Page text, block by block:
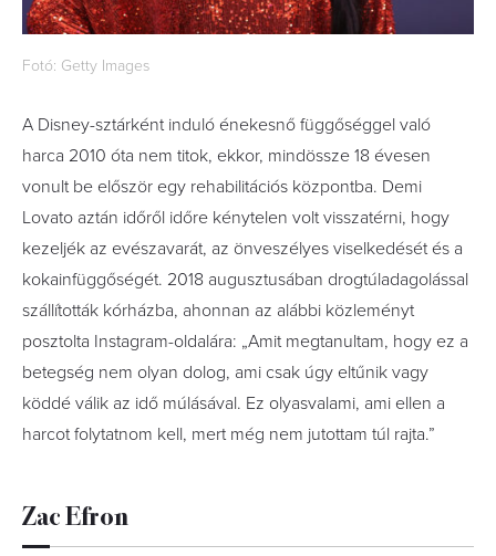
Fotó: Getty Images
A Disney-sztárként induló énekesnő függőséggel való
harca 2010 óta nem titok, ekkor, mindössze 18 évesen
vonult be először egy rehabilitációs központba. Demi
Lovato aztán időről időre kénytelen volt visszatérni, hogy
kezeljék az evészavarát, az önveszélyes viselkedését és a
kokainfüggőségét. 2018 augusztusában drogtúladagolással
szállították kórházba, ahonnan az alábbi közleményt
posztolta Instagram-oldalára: „Amit megtanultam, hogy ez a
betegség nem olyan dolog, ami csak úgy eltűnik vagy
köddé válik az idő múlásával. Ez olyasvalami, ami ellen a
harcot folytatnom kell, mert még nem jutottam túl rajta.”
Zac Efron